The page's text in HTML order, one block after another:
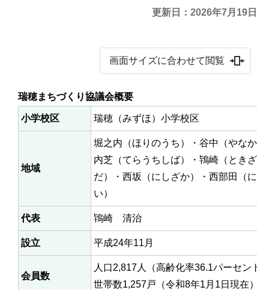
更新日：2026年7月19日
画面サイズに合わせて閲覧
瑞穂まちづくり協議会概要
小学校区 瑞穂（みずほ）小学校区
地域
堀之内（ほりのうち）・谷中（やなか
内芝（てらうちしば）・鴇崎（ときざ
だ）・西坂（にしざか）・西部田（に
い）
代表 鴇崎 清治
設立 平成24年11月
会員数
人口2,817人（高齢化率36.1パーセント
世帯数1,257戸（令和8年1月1日現在）